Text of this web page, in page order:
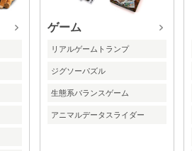
ゲーム
リアルゲームトランプ
ジグソーパズル
生態系バランスゲーム
アニマルデータスライダー